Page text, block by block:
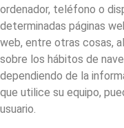
ordenador, teléfono o
determinadas páginas
web, entre otras cosas,
sobre los hábitos de
dependiendo de la
que utilice su equipo,
usuario.